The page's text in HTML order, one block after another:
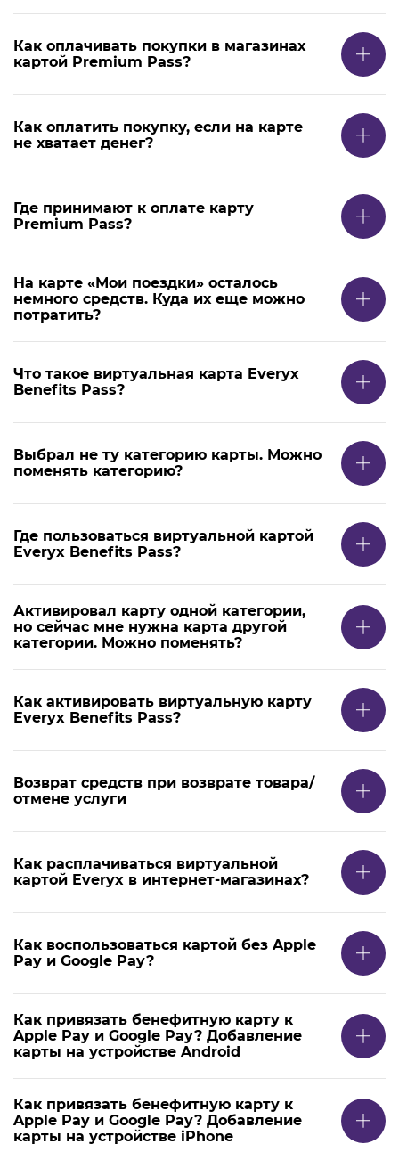
Как оплачивать покупки в магазинах
картой Premium Pass?
Как оплатить покупку, если на карте
не хватает денег?
Где принимают к оплате карту
Premium Pass?
На карте «Мои поездки» осталось
немного средств. Куда их еще можно
потратить?
Что такое виртуальная карта Everyx
Benefits Pass?
Выбрал не ту категорию карты. Можно
поменять категорию?
Где пользоваться виртуальной картой
Everyx Benefits Pass?
Активировал карту одной категории,
но сейчас мне нужна карта другой
категории. Можно поменять?
Как активировать виртуальную карту
Everyx Benefits Pass?
Возврат средств при возврате товара/
отмене услуги
Как расплачиваться виртуальной
картой Everyx в интернет-магазинах?
Как воспользоваться картой без Apple
Pay и Google Pay?
Как привязать бенефитную карту к
Apple Pay и Google Pay? Добавление
карты на устройстве Android
Как привязать бенефитную карту к
Apple Pay и Google Pay? Добавление
карты на устройстве iPhone